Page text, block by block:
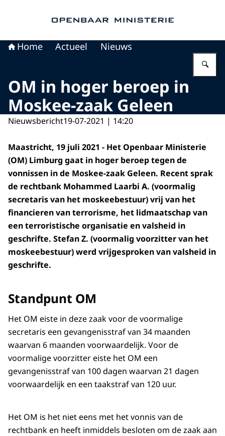
Home Actueel Nieuws
OM in hoger beroep in
Moskee-zaak Geleen
Nieuwsbericht19-07-2021 | 14:20
Maastricht, 19 juli 2021 - Het Openbaar Ministerie
(OM) Limburg gaat in hoger beroep tegen de
vonnissen in de Moskee-zaak Geleen. Recent sprak
de rechtbank Mohammed Laarbi A. (voormalig
secretaris van het moskeebestuur) vrij van het
financieren van terrorisme, het lidmaatschap van
een terroristische organisatie en valsheid in
geschrifte. Stefan Z. (voormalig voorzitter van het
moskeebestuur) werd vrijgesproken van valsheid in
geschrifte.
Standpunt OM
Het OM eiste in deze zaak voor de voormalige
secretaris een gevangenisstraf van 34 maanden
waarvan 6 maanden voorwaardelijk. Voor de
voormalige voorzitter eiste het OM een
gevangenisstraf van 100 dagen waarvan 21 dagen
voorwaardelijk en een taakstraf van 120 uur.
Het OM is het niet eens met het vonnis van de
rechtbank en heeft inmiddels besloten om de zaak aan